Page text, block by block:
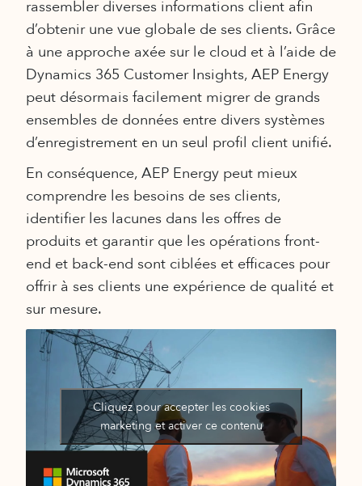
rassembler diverses informations client afin
d’obtenir une vue globale de ses clients. Grâce
à une approche axée sur le cloud et à l’aide de
Dynamics 365 Customer Insights, AEP Energy
peut désormais facilement migrer de grands
ensembles de données entre divers systèmes
d’enregistrement en un seul profil client unifié.
En conséquence, AEP Energy peut mieux
comprendre les besoins de ses clients,
identifier les lacunes dans les offres de
produits et garantir que les opérations front-
end et back-end sont ciblées et efficaces pour
offrir à ses clients une expérience de qualité et
sur mesure.
Cliquez pour accepter les cookies
marketing et activer ce contenu